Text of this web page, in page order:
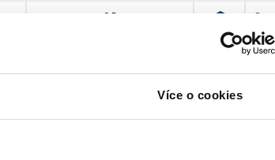
Více o cookies
25